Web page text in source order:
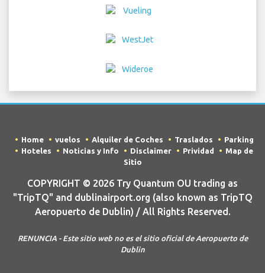
Home vuelos Alquiler de Coches Traslados
Parking
Hoteles
Noticias y Info Disclaimer Prividad
Map de
Sitio
COPYRIGHT © 2026 Try Quantum OU trading as
"TripTQ" and dublinairport.org (also known as TripTQ
Aeropuerto de Dublin) / All Rights Reserved.
RENUNCIA - Este sitio web no es el sitio oficial de Aeropuerto de
Dublin